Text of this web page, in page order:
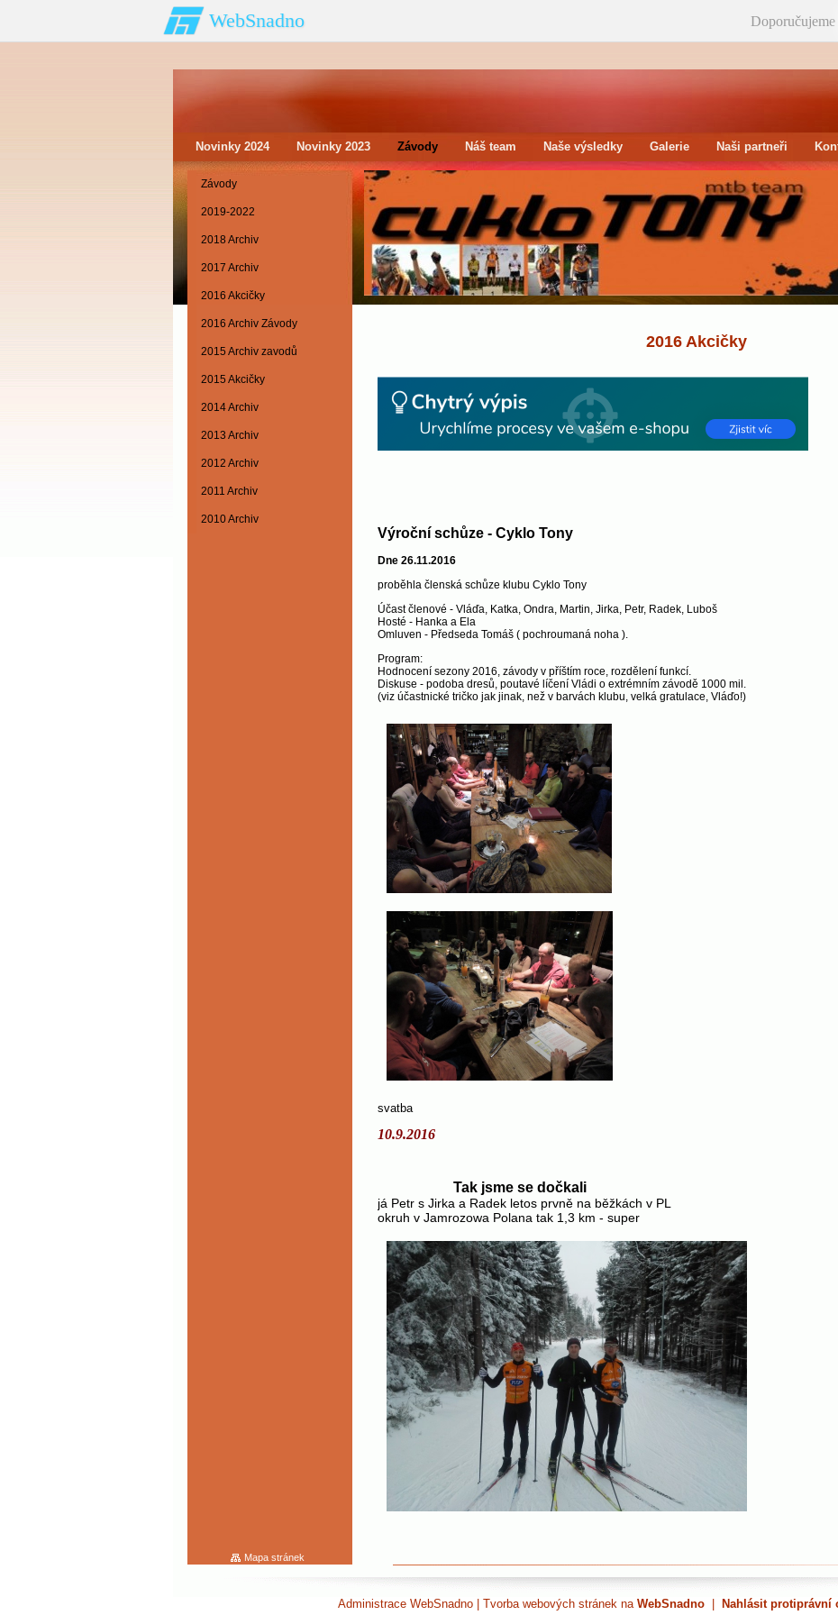
WebSnadno Doporučujeme
Novinky 2024 Novinky 2023 Závody Náš team Naše výsledky Galerie Naši partneři
Závody
2019-2022
2018 Archiv
2017 Archiv
2016 Akcičky
2016 Archiv Závody
2015 Archiv zavodů
2015 Akcičky
2014 Archiv
2013 Archiv
2012 Archiv
2011 Archiv
2010 Archiv
2016 Akcičky
Výroční schůze - Cyklo Tony
Dne 26.11.2016
proběhla členská schůze klubu Cyklo Tony
Účast členové - Vláďa, Katka, Ondra, Martin, Jirka, Petr, Radek, Luboš
Hosté - Hanka a Ela
Omluven - Předseda Tomáš ( pochroumaná noha ).
Program:
Hodnocení sezony 2016, závody v příštím roce, rozdělení funkcí.
Diskuse - podoba dresů, poutavé líčení Vládi o extrémním závodě 1000 mil.
(viz účastnické tričko jak jinak, než v barvách klubu, velká gratulace, Vláďo!)
svatba
10.9.2016
Tak jsme se dočkali
já Petr s Jirka a Radek letos prvně na běžkách v PL
okruh v Jamrozowa Polana tak 1,3 km - super
Mapa stránek
Administrace WebSnadno Tvorba webových stránek na WebSnadno Nahlásit protiprávní